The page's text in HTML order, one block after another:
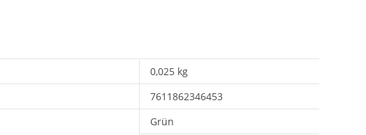
0,025 kg
7611862346453
Grün